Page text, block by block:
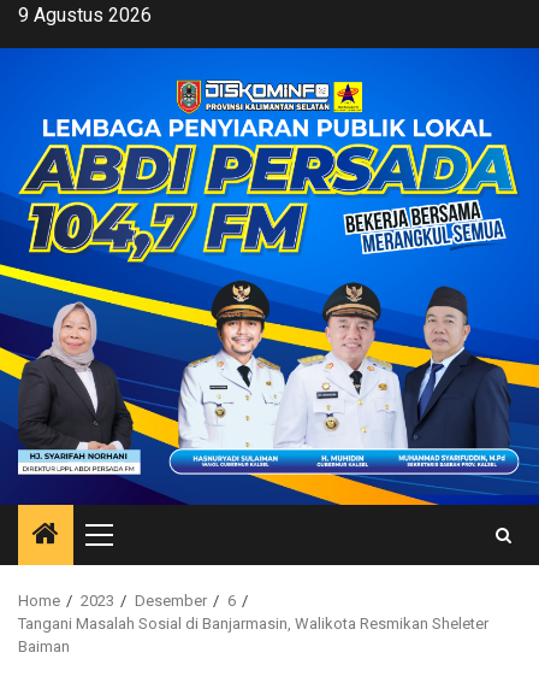
Skip9 Agustus 2026
Primary
Menu
Home 2023 Desember
6
Tangani Masalah Sosial di Banjarmasin, Walikota Resmikan Sheleter
Baiman